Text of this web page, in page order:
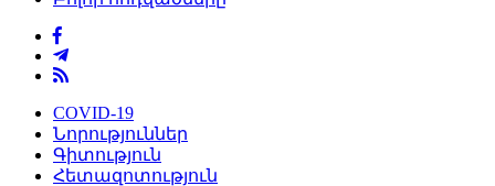
COVID-19
Նորություններ
Գիտություն
Հետազոտություն